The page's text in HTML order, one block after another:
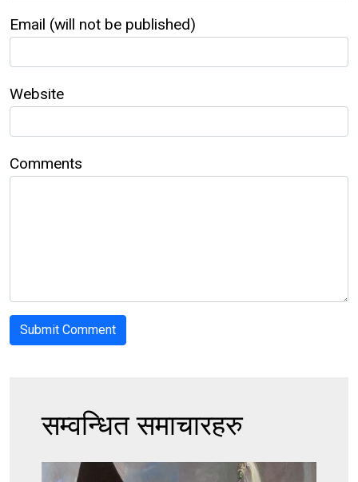
Email (will not be published)
Website
Comments
सम्वन्धित समाचारहरु